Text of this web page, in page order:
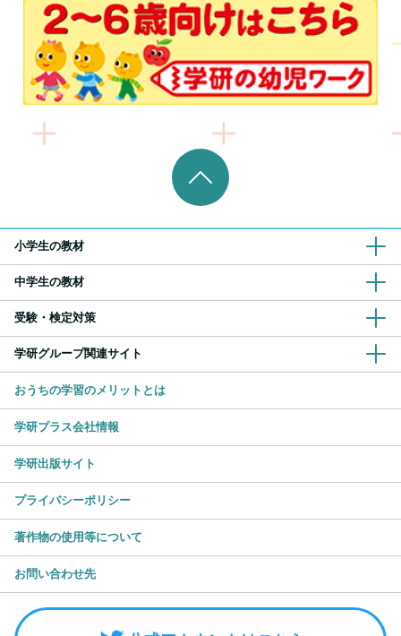
小学生の教材
中学生の教材
受験・検定対策
学研グループ関連サイト
おうちの学習のメリットとは
学研プラス会社情報
学研出版サイト
プライバシーポリシー
著作物の使用等について
お問い合わせ先